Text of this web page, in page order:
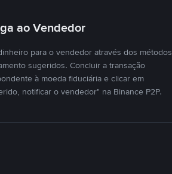
ao Vendedor
para o vendedor através dos métodos
sugeridos. Concluir a transação
à moeda fiduciária e clicar em
notificar o vendedor" na Binance P2P.